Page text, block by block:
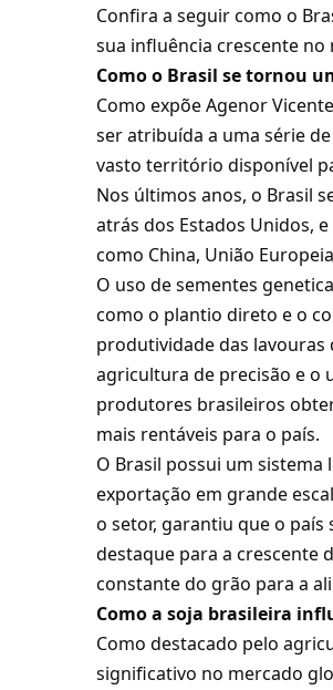
Confira a seguir como o
sua influência crescente
Como o Brasil se tornou
Como expõe Agenor
ser atribuída a uma série
vasto território disponível
Nos últimos anos, o Brasil
atrás dos Estados Unidos,
como China, União
O uso de sementes
como o plantio direto e o
produtividade das lavouras
agricultura de precisão e o
produtores brasileiros
mais rentáveis para o país.
O Brasil possui um
exportação em grande
o setor, garantiu que o
destaque para a crescente
constante do grão para a
Como a soja brasileira
Como destacado pelo
significativo no mercado